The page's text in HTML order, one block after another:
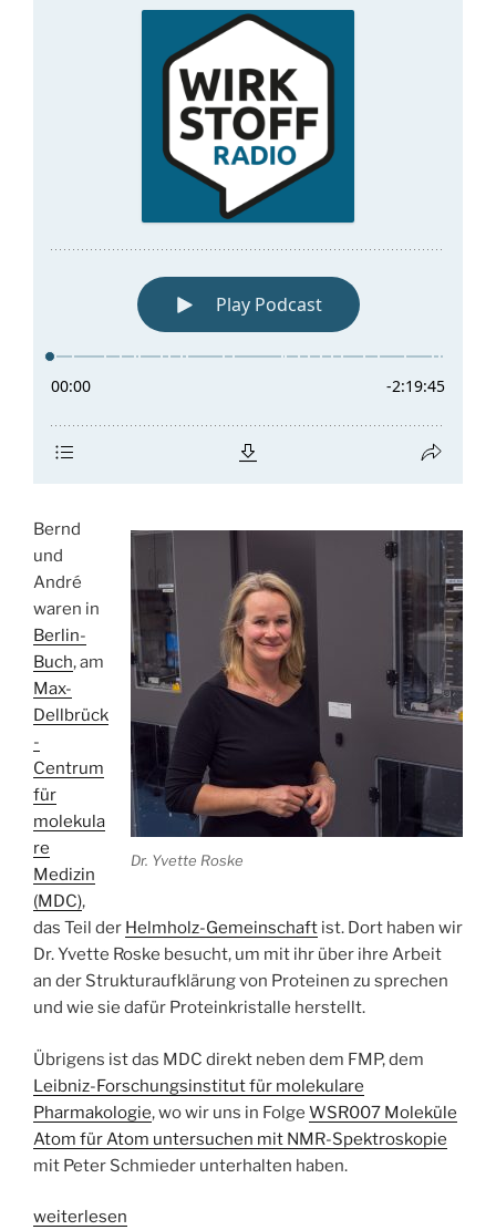
Dr. Yvette Roske
Bernd
und
André
waren in
Berlin-
Buch, am
Max-
Dellbrück
-
Centrum
für
molekula
re
Medizin
(MDC),
das Teil der Helmholz-Gemeinschaft ist. Dort haben wir
Dr. Yvette Roske besucht, um mit ihr über ihre Arbeit
an der Strukturaufklärung von Proteinen zu sprechen
und wie sie dafür Proteinkristalle herstellt.
Übrigens ist das MDC direkt neben dem FMP, dem
Leibniz-Forschungsinstitut für molekulare
Pharmakologie, wo wir uns in Folge WSR007 Moleküle
Atom für Atom untersuchen mit NMR-Spektroskopie
mit Peter Schmieder unterhalten haben.
„WSR011
weiterlesen